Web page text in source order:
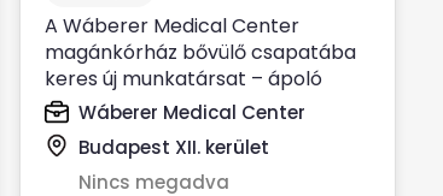
A Wáberer Medical Center
magánkórház bővülő csapatába
keres új munkatársat – ápoló
munkakörbe fekvőbeteg...
Wáberer Medical Center
Budapest XII. kerület
Nincs megadva